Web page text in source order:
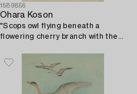
1589856
Ohara Koson
"Scops owl flying beneath a
flowering cherry branch with the